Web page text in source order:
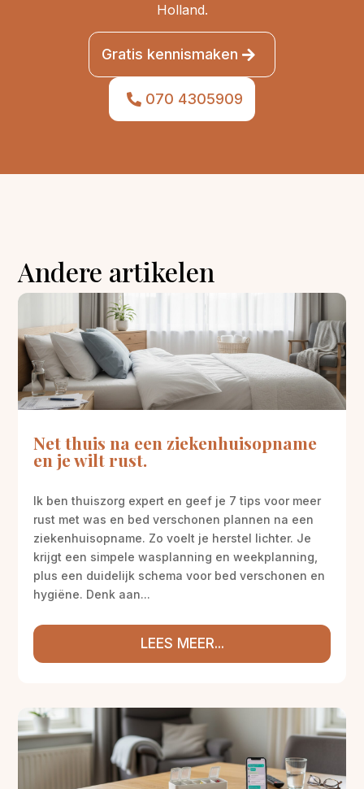
Holland.
Gratis kennismaken
070 4305909
Andere artikelen
Net thuis na een ziekenhuisopname
en je wilt rust.
Ik ben thuiszorg expert en geef je 7 tips voor meer
rust met was en bed verschonen plannen na een
ziekenhuisopname. Zo voelt je herstel lichter. Je
krijgt een simpele wasplanning en weekplanning,
plus een duidelijk schema voor bed verschonen en
hygiëne. Denk aan...
LEES MEER...